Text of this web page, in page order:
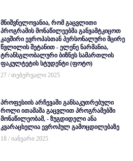
მნიშვნელოვანია, რომ გაცვლითი
პროგრამის მონაწილეებმა განვამტკიცოთ
კავშირი ევროპასთან პერსონალური მცირე
წვლილის შეტანით - ელენე ნარმანია,
ტრანსგლობალური ბიზნეს სამართლის
ფაკულტეტის სტუდენტი (ფოტო)
27 / თებერვალი 2025
პროფესიის არჩევაში განსაკუთრებული
როლი ითამაშა გაცვლით პროგრამებში
მონაწილეობამ, - ზუგდიდელი ანა
კვარაცხელია ევროპულ გამოცდილებაზე
18 / იანვარი 2025